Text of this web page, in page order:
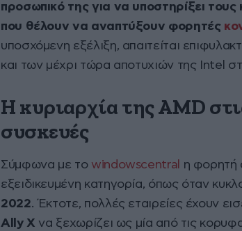
προσωπικό της για να υποστηρίξει
που θέλουν να αναπτύξουν φορητές
υποσχόμενη εξέλιξη, απαιτείται
και των μέχρι τώρα αποτυχιών της Intel
Η κυριαρχία της AMD
συσκευές
Σύμφωνα με το windowscentral η φορητή
εξειδικευμένη κατηγορία, όπως όταν
2022. Έκτοτε, πολλές εταιρείες έχουν
Ally X να ξεχωρίζει ως μία από τις